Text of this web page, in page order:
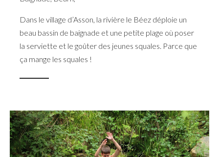
Dans le village d’Asson, la rivière le Béez déploie un
beau bassin de baignade et une petite plage où poser
la serviette et le goûter des jeunes squales. Parce que
ça mange les squales !